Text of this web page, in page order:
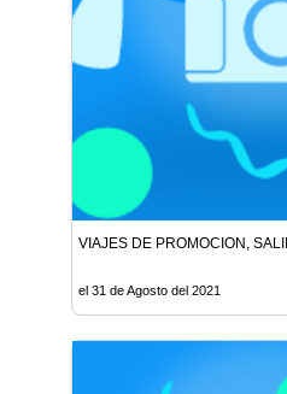
VIAJES DE PROMOCION,
el 31 de Agosto del 2021